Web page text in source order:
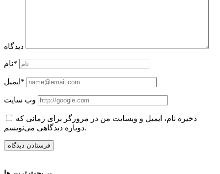
دیدگاه
نام*
ایمیل*
وب سایت
ذخیره نام، ایمیل و وبسایت من در مرورگر برای زمانی که
دوباره دیدگاهی می‌نویسم.